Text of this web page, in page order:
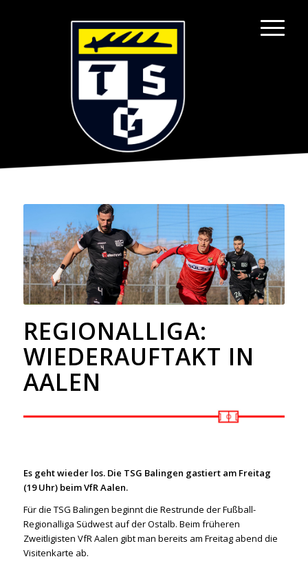
REGIONALLIGA:
WIEDERAUFTAKT IN
AALEN
Es geht wieder los. Die TSG Balingen gastiert am Freitag
(19 Uhr) beim VfR Aalen.
Für die TSG Balingen beginnt die Restrunde der Fußball-
Regionalliga Südwest auf der Ostalb. Beim früheren
Zweitligisten VfR Aalen gibt man bereits am Freitag abend die
Visitenkarte ab.